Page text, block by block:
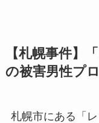
【札幌事件】
の被害男性プ
札幌市にある「